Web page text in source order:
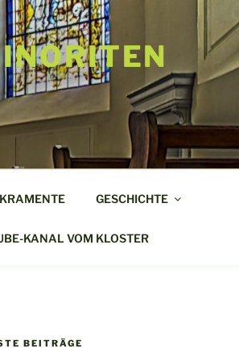
GESCHICHTE
KANAL VOM KLOSTER
BEITRÄGE